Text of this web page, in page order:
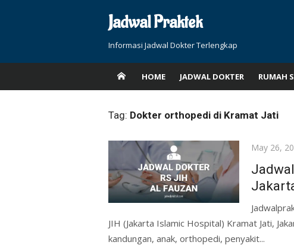
Jadwal Praktek
Informasi Jadwal Dokter Terlengkap
HOME JADWAL DOKTER RUMAH
Tag: Dokter orthopedi di Kramat Jati
Posted
May 26,
JIH (Jakarta Islamic Hospital) Kramat Jati,
kandungan, anak, orthopedi, penyakit...